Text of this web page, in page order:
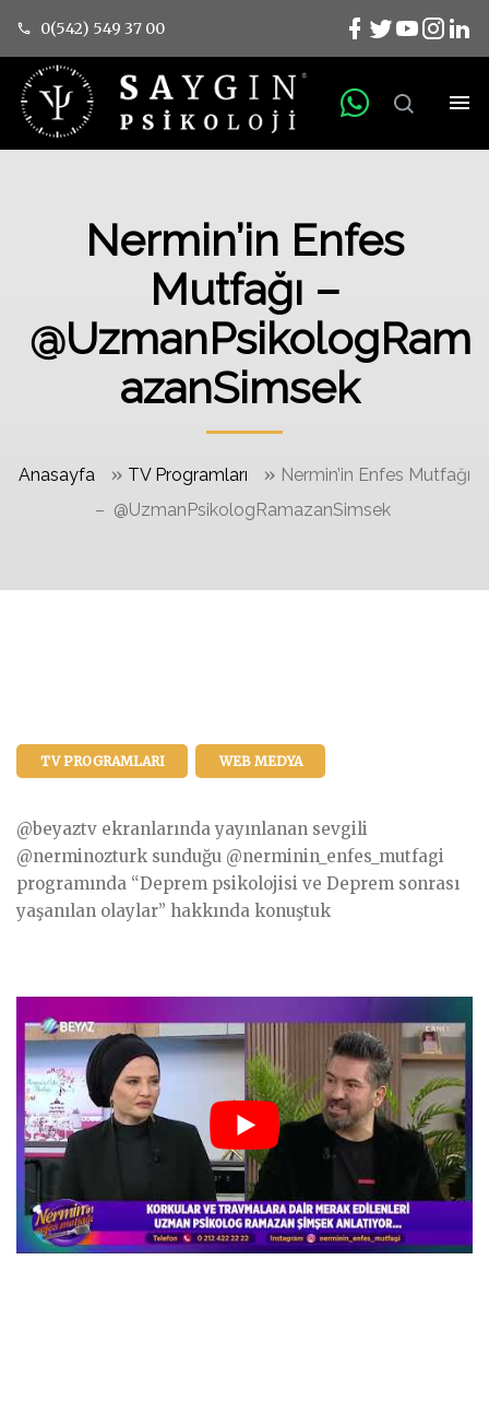
0(542) 549 37 00
Nermin’in Enfes
Mutfağı –
@UzmanPsikologRam
azanSimsek
Anasayfa » TV Programları » Nermin’in Enfes Mutfağı
– @UzmanPsikologRamazanSimsek ​
TV PROGRAMLARI WEB MEDYA
@beyaztv ekranlarında yayınlanan sevgili
@nerminozturk sunduğu @nerminin_enfes_mutfagi
programında “Deprem psikolojisi ve Deprem sonrası
yaşanılan olaylar” hakkında konuştuk